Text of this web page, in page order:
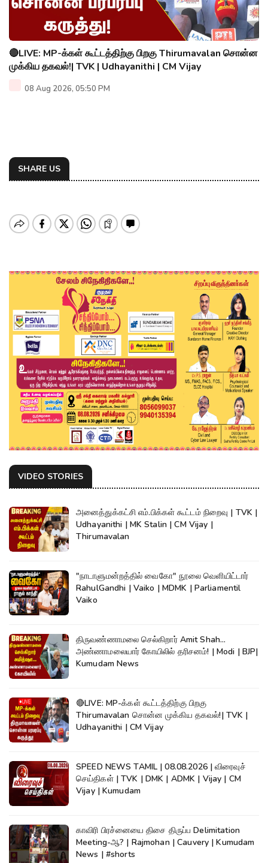
🔴LIVE: MP-க்கள் கூட்டத்திற்கு பிறகு Thirumavalan சொன்ன
முக்கிய தகவல்!| TVK | Udhayanithi | CM Vijay
08 Aug 2026, 05:50 PM
SHARE US
VIDEO STORIES
அனைத்துக்கட்சி எம்.பிக்கள் கூட்டம் நிறைவு | TVK |
Udhayanithi | MK Stalin | CM Vijay |
Thirumavalan
"நாடாளுமன்றத்தில் வைகோ" நூலை வெளியிட்டார்
RahulGandhi | Vaiko | MDMK | Parliamentil
Vaiko
திருவண்ணாமலை செல்கிறார் Amit Shah...
அண்ணாமலையார் கோயிலில் தரிசனம்! | Modi | BJP|
Kumudam News
🔴LIVE: MP-க்கள் கூட்டத்திற்கு பிறகு
Thirumavalan சொன்ன முக்கிய தகவல்!| TVK |
Udhayanithi | CM Vijay
SPEED NEWS TAMIL | 08.08.2026 | விரைவுச்
செய்திகள் | TVK | DMK | ADMK | Vijay | CM
Vijay | Kumudam
காவிரி பிரச்னையை திசை திருப்ப Delimitation
Meeting-ஆ? | Rajmohan | Cauvery | Kumudam
News | #shorts